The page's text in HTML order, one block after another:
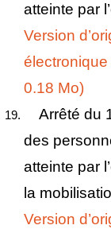
atteinte par
Version
0.18 Mo)
Arrêté du
des
atteinte par
la
Version